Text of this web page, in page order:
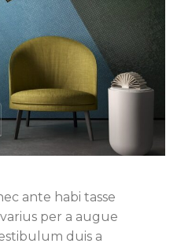
ante habi tasse
per a augue
duis a